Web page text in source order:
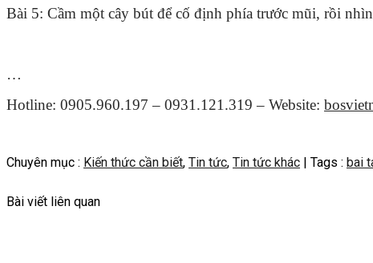
Bài 5: Cầm một cây bút để cố định phía trước mũi, rồi
…
Hotline: 0905.960.197 – 0931.121.319 – Website:
Chuyên mục : Kiến thức cần biết, Tin tức, Tin tức khác | Tags : bai
Bài viết liên quan